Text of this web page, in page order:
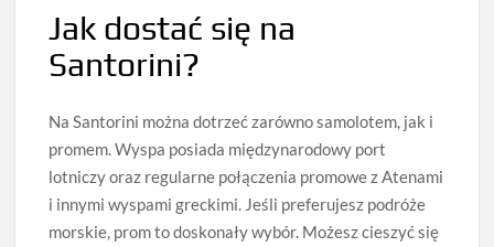
Jak dostać się na
Santorini?
Na Santorini można dotrzeć zarówno samolotem, jak i
promem. Wyspa posiada międzynarodowy port
lotniczy oraz regularne połączenia promowe z Atenami
i innymi wyspami greckimi. Jeśli preferujesz podróże
morskie, prom to doskonały wybór. Możesz cieszyć się